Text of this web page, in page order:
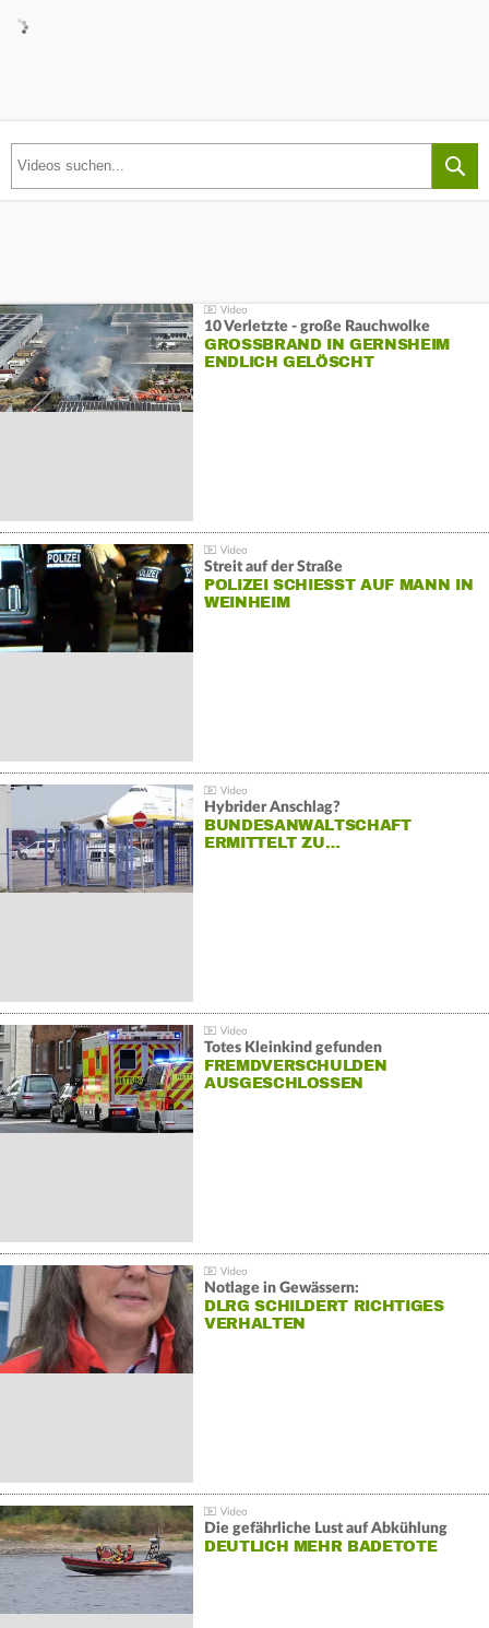
10 Verletzte - große Rauchwolke
GROSSBRAND IN GERNSHEIM E
NDLICH GELÖSCHT
Streit auf der Straße
POLIZEI SCHIESST AUF MANN IN W
EINHEIM
Hybrider Anschlag?
BUNDESANWALTSCHAFT
ERMITTELT ZU…
Totes Kleinkind gefunden
FREMDVERSCHULDEN
AUSGESCHLOSSEN
Notlage in Gewässern:
DLRG SCHILDERT RICHTIGES
VERHALTEN
Die gefährliche Lust auf Abkühlung
DEUTLICH MEHR BADETOTE